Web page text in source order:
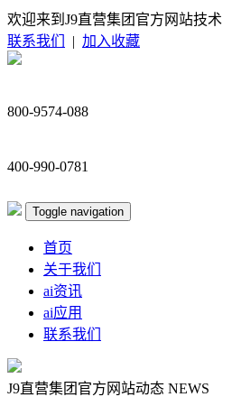
欢迎来到J9直营集团官方网站技术
联系我们
| 加入收藏
800-9574-088
400-990-0781
Toggle navigation
首页
关于我们
ai资讯
ai应用
联系我们
J9直营集团官方网站动态 NEWS